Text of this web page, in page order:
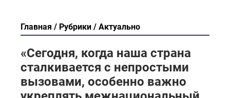
Главная Рубрики Актуально
«Сегодня, когда наша страна
сталкивается с непростыми
вызовами, особенно важно